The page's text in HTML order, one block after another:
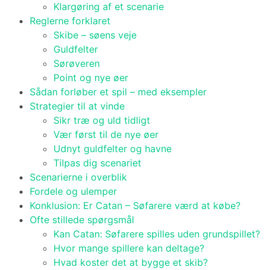
Klargøring af et scenarie
Reglerne forklaret
Skibe – søens veje
Guldfelter
Sørøveren
Point og nye øer
Sådan forløber et spil – med eksempler
Strategier til at vinde
Sikr træ og uld tidligt
Vær først til de nye øer
Udnyt guldfelter og havne
Tilpas dig scenariet
Scenarierne i overblik
Fordele og ulemper
Konklusion: Er Catan – Søfarere værd at købe?
Ofte stillede spørgsmål
Kan Catan: Søfarere spilles uden grundspillet?
Hvor mange spillere kan deltage?
Hvad koster det at bygge et skib?